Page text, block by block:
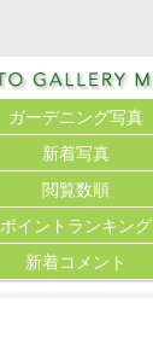
ガーデニング写真
新着写真
閲覧数順
ポイント ランキング
新着コメント